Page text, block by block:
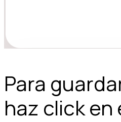
Para
haz click en